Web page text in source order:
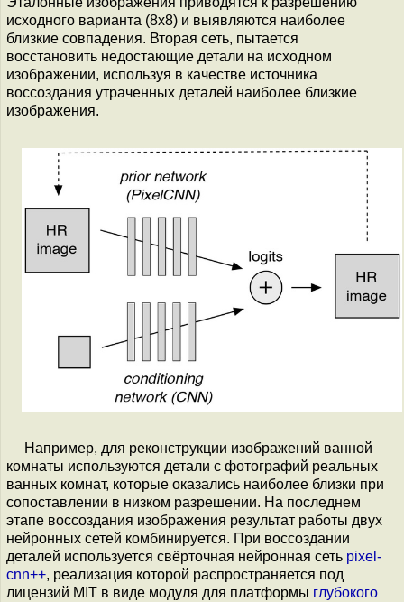
исходного варианта (8x8) и выявляются наиболее
близкие совпадения. Вторая сеть, пытается
восстановить недостающие детали на исходном
изображении, используя в качестве источника
воссоздания утраченных деталей наиболее близкие
изображения.
Например, для реконструкции изображений ванной
комнаты используются детали с фотографий реальных
ванных комнат, которые оказались наиболее близки при
сопоставлении в низком разрешении. На последнем
этапе воссоздания изображения результат работы двух
нейронных сетей комбинируется. При воссоздании
деталей используется свёрточная нейронная сеть pixel-
cnn++, реализация которой распространяется под
лицензий MIT в виде модуля для платформы глубокого